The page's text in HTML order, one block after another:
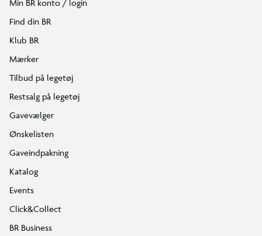
Min BR konto / login
Find din BR
Klub BR
Mærker
Tilbud på legetøj
Restsalg på legetøj
Gavevælger
Ønskelisten
Gaveindpakning
Katalog
Events
Click&Collect
BR Business